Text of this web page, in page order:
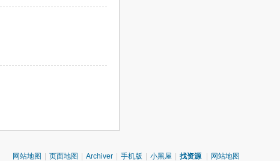
网站地图 页面地图 Archiver 手机版 小黑屋 找资源 网站地图